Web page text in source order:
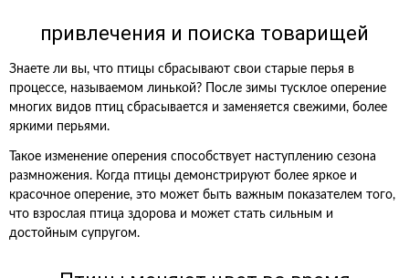
привлечения и поиска товарищей
Знаете ли вы, что птицы сбрасывают свои старые перья в
процессе, называемом линькой? После зимы тусклое оперение
многих видов птиц сбрасывается и заменяется свежими, более
яркими перьями.
Такое изменение оперения способствует наступлению сезона
размножения. Когда птицы демонстрируют более яркое и
красочное оперение, это может быть важным показателем того,
что взрослая птица здорова и может стать сильным и
достойным супругом.